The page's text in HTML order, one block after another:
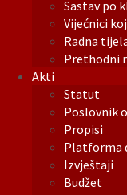
Sastav po
Vijećnici
Radna
Prethodni
Akti
Statut
Poslovnik
Propisi
Platforma
Izvještaji
Budžet